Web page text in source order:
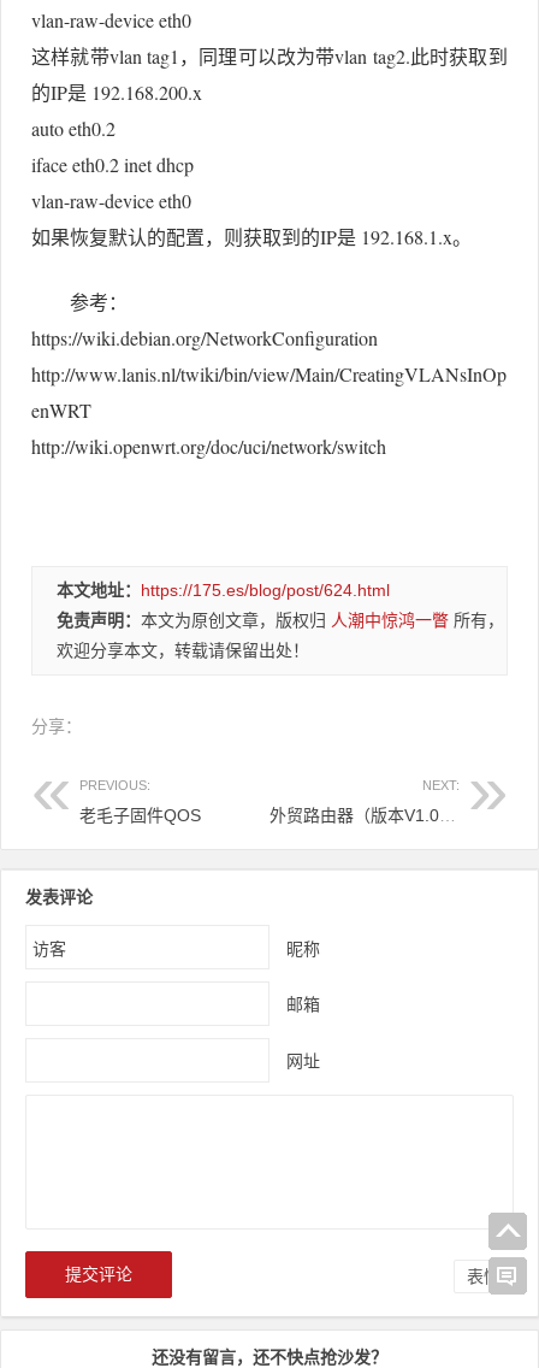
vlan-raw-device eth0
这样就带vlan tag1，同理可以改为带vlan tag2.此时获取到
的IP是 192.168.200.x
auto eth0.2
iface eth0.2 inet dhcp
vlan-raw-device eth0
如果恢复默认的配置，则获取到的IP是 192.168.1.x。
参考：
https://wiki.debian.org/NetworkConfiguration
http://www.lanis.nl/twiki/bin/view/Main/CreatingVLANsInOp
enWRT
http://wiki.openwrt.org/doc/uci/network/switch
本文地址： https://175.es/blog/post/624.html
免责声明： 本文为原创文章，版权归 人潮中惊鸿一瞥 所有，
欢迎分享本文，转载请保留出处！
分享：
PREVIOUS:
老毛子固件QOS
NEXT:
外贸路由器（版本V1.0）说明：4LAN +1 2.4G/5G 全覆盖（默认1IP）
发表评论
昵称
邮箱
网址
表情
还没有留言，还不快点抢沙发？